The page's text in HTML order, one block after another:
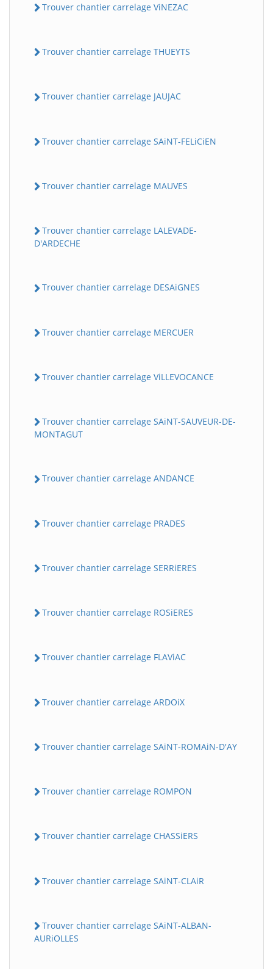
Trouver chantier carrelage ViNEZAC
Trouver chantier carrelage THUEYTS
Trouver chantier carrelage JAUJAC
Trouver chantier carrelage SAiNT-FELiCiEN
Trouver chantier carrelage MAUVES
Trouver chantier carrelage LALEVADE-
D'ARDECHE
Trouver chantier carrelage DESAiGNES
Trouver chantier carrelage MERCUER
Trouver chantier carrelage ViLLEVOCANCE
Trouver chantier carrelage SAiNT-SAUVEUR-DE-
MONTAGUT
Trouver chantier carrelage ANDANCE
Trouver chantier carrelage PRADES
Trouver chantier carrelage SERRiERES
Trouver chantier carrelage ROSiERES
Trouver chantier carrelage FLAViAC
Trouver chantier carrelage ARDOiX
Trouver chantier carrelage SAiNT-ROMAiN-D'AY
Trouver chantier carrelage ROMPON
Trouver chantier carrelage CHASSiERS
Trouver chantier carrelage SAiNT-CLAiR
Trouver chantier carrelage SAiNT-ALBAN-
AURiOLLES